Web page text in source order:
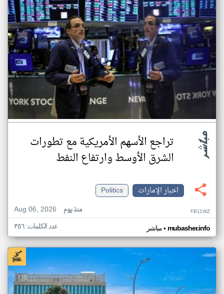
تراجع الأسهم الأمريكية مع تطورات
الشرق الأوسط وارتفاع النفط
اخبار الإمارات
Politics
Aug 06, 2026
منذ يوم FB11WZ
مباشر• mubasher.info عدد الكلمات: ٣٥٦